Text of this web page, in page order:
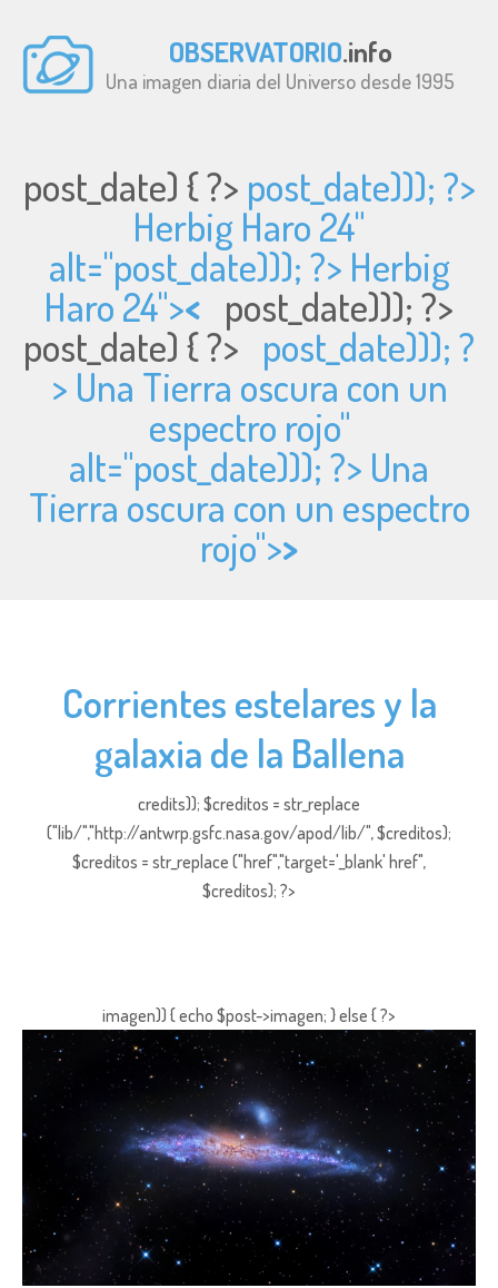
OBSERVATORIO.info
Una imagen diaria del Universo desde 1995
post_date) { ?> post_date))); ?>
Herbig Haro 24"
alt="post_date))); ?> Herbig
Haro 24">< post_date))); ?>
post_date) { ?> post_date))); ?
> Una Tierra oscura con un
espectro rojo"
alt="post_date))); ?> Una
Tierra oscura con un espectro
rojo">>
Corrientes estelares y la
galaxia de la Ballena
credits)); $creditos = str_replace
("lib/","http://antwrp.gsfc.nasa.gov/apod/lib/", $creditos);
$creditos = str_replace ("href","target='_blank' href",
$creditos); ?>
imagen)) { echo $post->imagen; } else { ?>